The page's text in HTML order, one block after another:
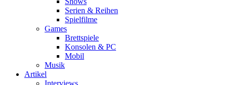
Serien & Reihen
Spielfilme
Games
Brettspiele
Konsolen & PC
Mobil
Musik
Artikel
Interviews